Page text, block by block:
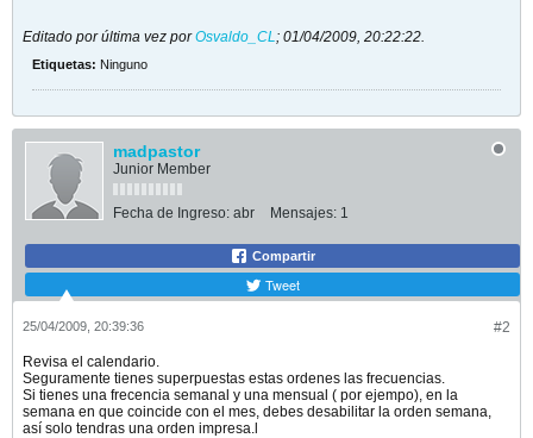
Editado por última vez porOsvaldo_CL; 01/04/2009, 20:22:22.
Etiquetas: Ninguno
madpastor
Junior Member
Fecha de Ingreso: abr Mensajes: 1
Compartir
Tweet
#2
25/04/2009, 20:39:36
Revisa el calendario.
Seguramente tienes superpuestas estas ordenes las frecuencias.
Si tienes una frecencia semanal y una mensual ( por ejempo), en la
semana en que coincide con el mes, debes desabilitar la orden semana,
así solo tendras una orden impresa.l